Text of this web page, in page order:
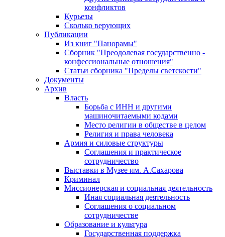
конфликтов
Курьезы
Сколько верующих
Публикации
Из книг "Панорамы"
Сборник "Преодолевая государственно -
конфессиональные отношения"
Статьи сборника "Пределы светскости"
Документы
Архив
Власть
Борьба с ИНН и другими
машиночитаемыми кодами
Место религии в обществе в целом
Религия и права человека
Армия и силовые структуры
Соглашения и практическое
сотрудничество
Выставки в Музее им. А.Сахарова
Криминал
Миссионерская и социальная деятельность
Иная социальная деятельность
Соглашения о социальном
сотрудничестве
Образование и культура
Государственная поддержка